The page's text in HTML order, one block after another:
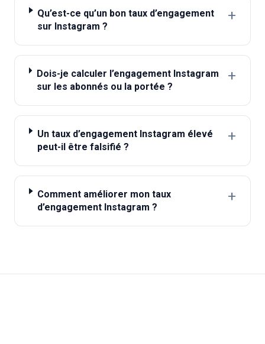
Qu’est-ce qu’un bon taux d’engagement
sur Instagram ?
+
Dois-je calculer l’engagement Instagram
sur les abonnés ou la portée ?
+
Un taux d’engagement Instagram élevé
peut-il être falsifié ?
+
Comment améliorer mon taux
d’engagement Instagram ?
+